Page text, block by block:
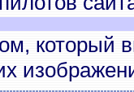
который